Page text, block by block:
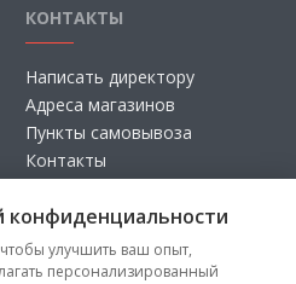
КОНТАКТЫ
Написать директору
Адреса магазинов
Пункты самовывоза
Контакты
конфиденциальности
улучшить ваш опыт,
персонализированный